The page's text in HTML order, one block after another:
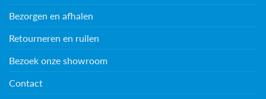
Bezorgen en afhalen
Retourneren en ruilen
Bezoek onze showroom
Contact